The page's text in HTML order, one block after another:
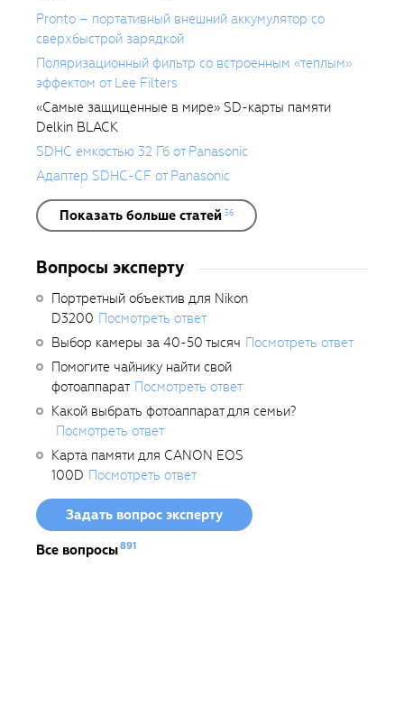
Pronto – портативный внешний аккумулятор со
сверхбыстрой зарядкой
Поляризационный фильтр со встроенным «теплым»
эффектом от Lee Filters
«Самые защищенные в мире» SD-карты памяти
Delkin BLACK
SDHC емкостью 32 Гб от Panasonic
Адаптер SDHC-CF от Panasonic
Показать больше статей 36
Вопросы эксперту
Портретный объектив для Nikon
D3200 Посмотреть ответ
Выбор камеры за 40-50 тысяч Посмотреть ответ
Помогите чайнику найти свой
фотоаппарат Посмотреть ответ
Какой выбрать фотоаппарат для семьи?
Посмотреть ответ
Карта памяти для CANON EOS
100D Посмотреть ответ
Задать вопрос эксперту
Все вопросы891